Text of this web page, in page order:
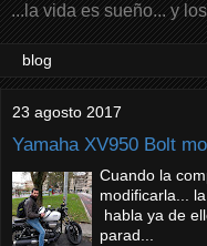
...la vida es sueño... y
23 agosto 2017
Yamaha XV950 Bolt
Cuando la
modificarla...
habla ya de
parad...